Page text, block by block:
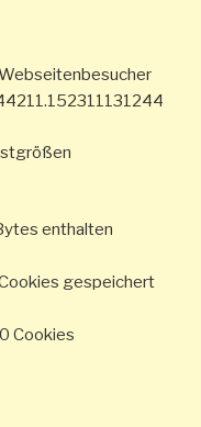
enthalten
gespeichert
Cookies